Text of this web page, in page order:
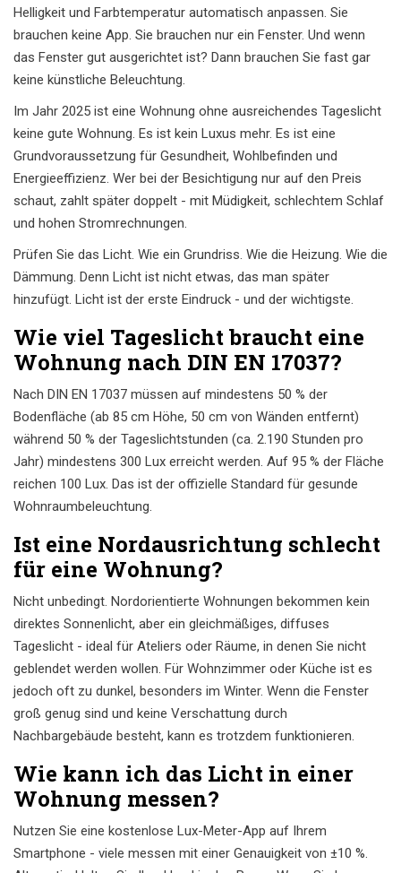
Helligkeit und Farbtemperatur automatisch anpassen. Sie
brauchen keine App. Sie brauchen nur ein Fenster. Und wenn
das Fenster gut ausgerichtet ist? Dann brauchen Sie fast gar
keine künstliche Beleuchtung.
Im Jahr 2025 ist eine Wohnung ohne ausreichendes Tageslicht
keine gute Wohnung. Es ist kein Luxus mehr. Es ist eine
Grundvoraussetzung für Gesundheit, Wohlbefinden und
Energieeffizienz. Wer bei der Besichtigung nur auf den Preis
schaut, zahlt später doppelt - mit Müdigkeit, schlechtem Schlaf
und hohen Stromrechnungen.
Prüfen Sie das Licht. Wie ein Grundriss. Wie die Heizung. Wie die
Dämmung. Denn Licht ist nicht etwas, das man später
hinzufügt. Licht ist der erste Eindruck - und der wichtigste.
Wie viel Tageslicht braucht eine
Wohnung nach DIN EN 17037?
Nach DIN EN 17037 müssen auf mindestens 50 % der
Bodenfläche (ab 85 cm Höhe, 50 cm von Wänden entfernt)
während 50 % der Tageslichtstunden (ca. 2.190 Stunden pro
Jahr) mindestens 300 Lux erreicht werden. Auf 95 % der Fläche
reichen 100 Lux. Das ist der offizielle Standard für gesunde
Wohnraumbeleuchtung.
Ist eine Nordausrichtung schlecht
für eine Wohnung?
Nicht unbedingt. Nordorientierte Wohnungen bekommen kein
direktes Sonnenlicht, aber ein gleichmäßiges, diffuses
Tageslicht - ideal für Ateliers oder Räume, in denen Sie nicht
geblendet werden wollen. Für Wohnzimmer oder Küche ist es
jedoch oft zu dunkel, besonders im Winter. Wenn die Fenster
groß genug sind und keine Verschattung durch
Nachbargebäude besteht, kann es trotzdem funktionieren.
Wie kann ich das Licht in einer
Wohnung messen?
Nutzen Sie eine kostenlose Lux-Meter-App auf Ihrem
Smartphone - viele messen mit einer Genauigkeit von ±10 %.